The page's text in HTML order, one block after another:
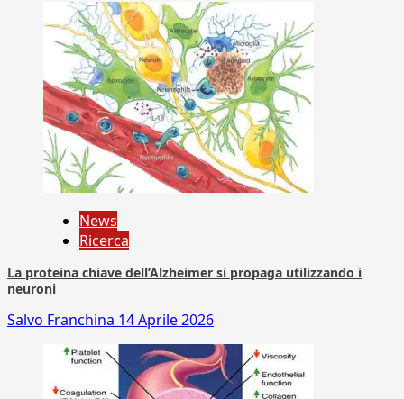
News
Ricerca
La proteina chiave dell’Alzheimer si propaga utilizzando i
neuroni
Salvo Franchina 14 Aprile 2026